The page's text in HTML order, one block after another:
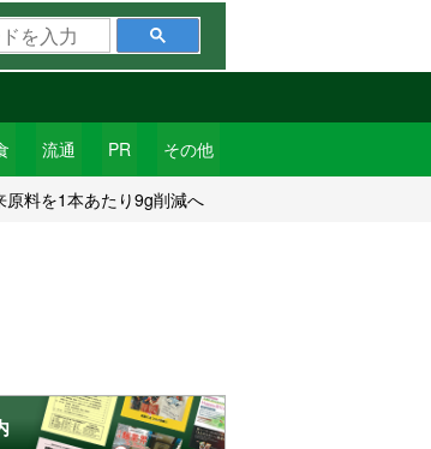
流通 PR その他
原料を1本あたり9g削減へ